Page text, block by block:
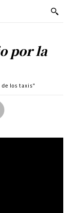
por la
de los taxis"